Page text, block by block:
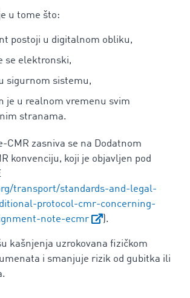
u tome što:
postoji u digitalnom obliku,
se elektronski,
sigurnom sistemu,
je u realnom vremenu svim
stranama.
CMR zasniva se na Dodatnom
konvenciju, koji je objavljen pod
transport/standards-and-legal-
protocol-cmr-concerning-
note-ecmr
).
kašnjenja uzrokovana fizičkom
i smanjuje rizik od gubitka ili